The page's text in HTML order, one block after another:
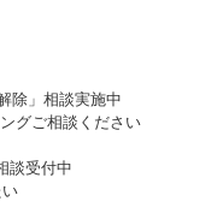
除」相談実施中
グご相談ください
談受付中